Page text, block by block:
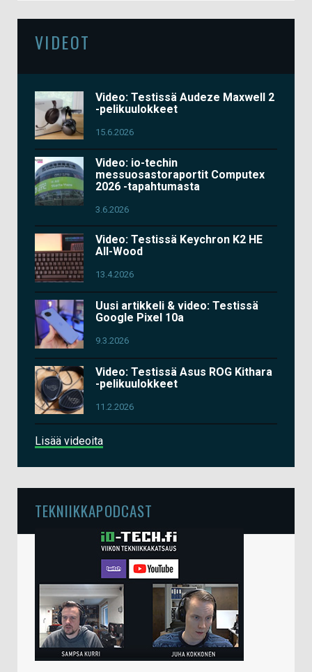
VIDEOT
Video: Testissä Audeze Maxwell 2
-pelikuulokkeet
15.6.2026
Video: io-techin
messuosastoraportit Computex
2026 -tapahtumasta
3.6.2026
Video: Testissä Keychron K2 HE
All-Wood
13.4.2026
Uusi artikkeli & video: Testissä
Google Pixel 10a
9.3.2026
Video: Testissä Asus ROG Kithara
-pelikuulokkeet
11.2.2026
Lisää videoita
TEKNIIKKAPODCAST